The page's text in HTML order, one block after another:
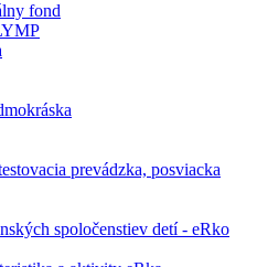
fond
prevádzka, posviacka
spoločenstiev detí - eRko